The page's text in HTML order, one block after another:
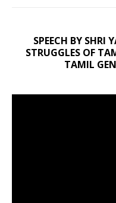
SPEECH BY SHRI
STRUGGLES OF
TAMIL